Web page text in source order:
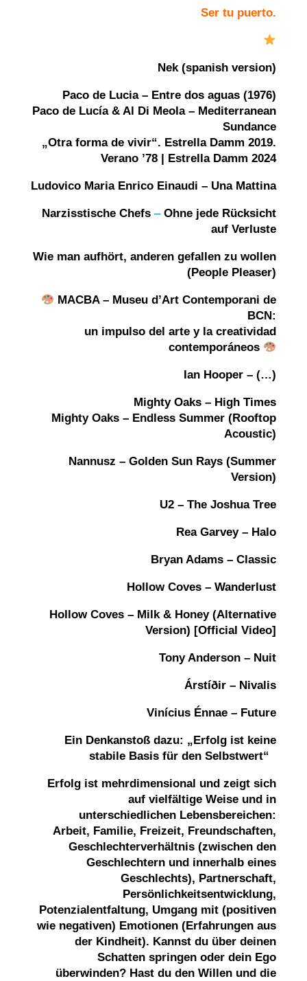
Ser tu puerto.
Nek (spanish version)
Paco de Lucia – Entre dos aguas (1976)
Paco de Lucía & Al Di Meola – Mediterranean
Sundance
„Otra forma de vivir“. Estrella Damm 2019.
Verano ’78 | Estrella Damm 2024
Ludovico Maria Enrico Einaudi – Una Mattina
Narzisstische Chefs –Ohne jede Rücksicht
auf Verluste
Wie man aufhört, anderen gefallen zu wollen
(People Pleaser)
MACBA – Museu d’Art Contemporani de
BCN:
un impulso del arte y la creatividad
contemporáneos
Ian Hooper – (…)
Mighty Oaks – High Times
Mighty Oaks – Endless Summer (Rooftop
Acoustic)
Nannusz – Golden Sun Rays (Summer
Version)
U2 – The Joshua Tree
Rea Garvey – Halo
Bryan Adams – Classic
Hollow Coves – Wanderlust
Hollow Coves – Milk & Honey (Alternative
Version) [Official Video]
Tony Anderson – Nuit
Árstíðir – Nivalis
Vinícius Énnae – Future
Ein Denkanstoß dazu: „Erfolg ist keine
stabile Basis für den Selbstwert“
Erfolg ist mehrdimensional und zeigt sich
auf vielfältige Weise und in
unterschiedlichen Lebensbereichen:
Arbeit, Familie, Freizeit, Freundschaften,
Geschlechterverhältnis (zwischen den
Geschlechtern und innerhalb eines
Geschlechts), Partnerschaft,
Persönlichkeitsentwicklung,
Potenzialentfaltung, Umgang mit (positiven
wie negativen) Emotionen (Erfahrungen aus
der Kindheit). Kannst du über deinen
Schatten springen oder dein Ego
überwinden? Hast du den Willen und die